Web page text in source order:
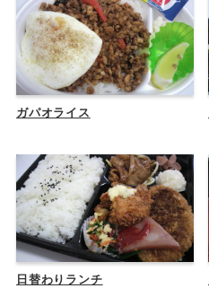
ガパオライス
日替わりランチ